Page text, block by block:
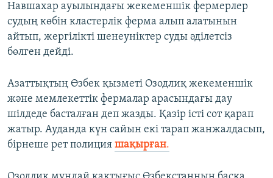
Навшахар ауылындағы жекеменшік фермерлер
судың көбін кластерлік ферма алып алатынын
айтып, жергілікті шенеуніктер суды әділетсіз
бөлген дейді.
Азаттықтың Өзбек қызметі Озодлиқ жекеменшік
және мемлекеттік фермалар арасындағы дау
шілдеде басталған деп жазды. Қазір істі сот қарап
жатыр. Ауданда күн сайын екі тарап жанжалдасып,
бірнеше рет полиция шақырған.